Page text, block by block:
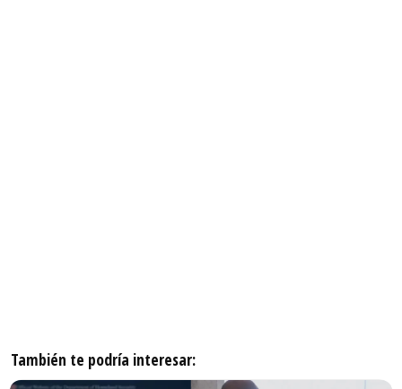
También te podría interesar: